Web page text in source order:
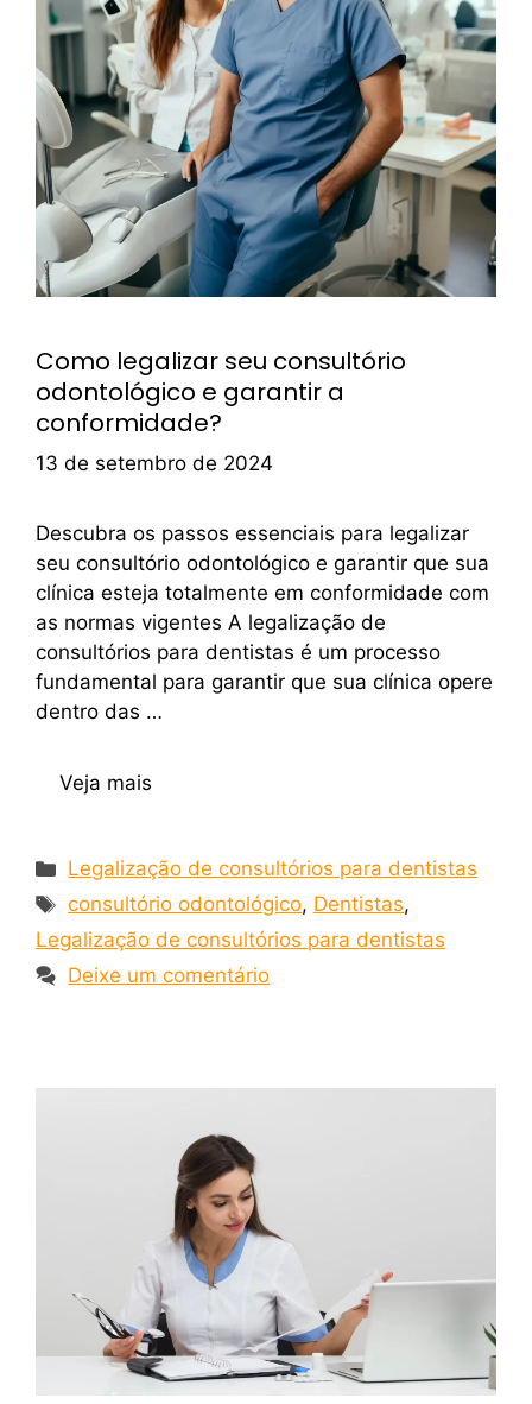
Como legalizar seu consultório
odontológico e garantir a
conformidade?
13 de setembro de 2024
Descubra os passos essenciais para legalizar
seu consultório odontológico e garantir que sua
clínica esteja totalmente em conformidade com
as normas vigentes A legalização de
consultórios para dentistas é um processo
fundamental para garantir que sua clínica opere
dentro das …
Veja mais
Legalização de consultórios para dentistas
consultório odontológico, Dentistas,
Legalização de consultórios para dentistas
Deixe um comentário